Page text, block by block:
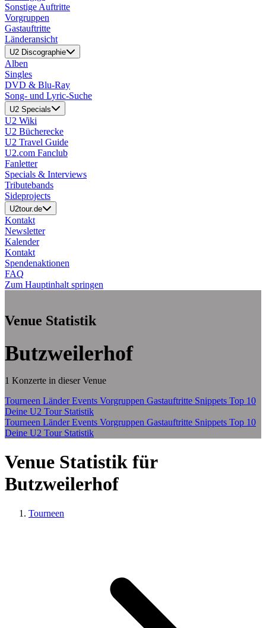
Sonstige Auftritte
Vorgruppen
Gastauftritte
Länderansicht
U2 Discographie
Alben
Singles
DVD & Blu-Ray
Song- und Lyric-Suche
U2 Specials
U2 Wiki
U2 Bücherecke
U2 Travel Guide
U2.com Fanclub
Fanletter
Specials & Interviews
Tributebands
Sideprojects
U2tour.de
Kontakt
Newsletter
Kalender
Kontakt
Spendenaktionen
FAQ
Zum Hauptinhalt springen
Venue Statistik
Butzweilerhof
1 Konzerte in dieser Venue
Tourneen LänderEvents Vorgruppen Gastauftritte Snippets Top 10
Deine U2 Tour Statistik
Tourneen LänderEvents Vorgruppen Gastauftritte Snippets Top 10
Deine U2 Tour Statistik
Venue Statistik für
Butzweilerhof
Tourneen